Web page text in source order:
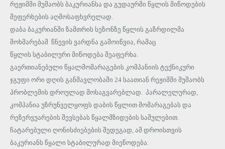
რეჟიმში მუშაობს ბაკურიანსა და გუდაურში წყლის მიწოდების
შეფერხების აღმოსაფხვრელად.
დაბა ბაკურიანში ზამთრის სეზონზე წყლის გაზრდილმა
მოხმარებამ წნევის ვარდნა გამოიწვია, რამაც
წყლის სტაბილური მიწოდება შეაფერხა.
გაერთიანებული წყალმომარაგების კომპანიის ტექნიკური
ჯგუფი ორი დღის განმავლობაში 24 საათიან რეჟიმში მუშაობს
პრობლემის დროულად მოსაგვარებლად. პარალელურად,
კომპანია უზრუნველყოფს დაბის წყლით მომარაგებას და
რეზერვუარების შევსებას წყალმზიდების საშულებით.
ჩატარებული ღონისძიებების შედეგად, ამ დროისთვის
ბაკურიანს წყალი სტაბილურად მიეწოდება.